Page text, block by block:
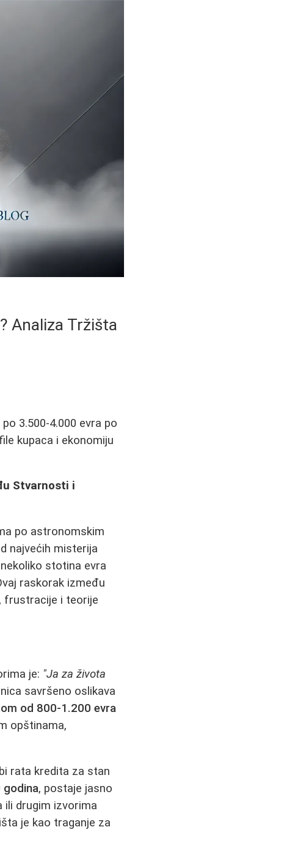
Analiza Tržišta
3.500-4.000 evra po
kupaca i ekonomiju
Stvarnosti i
po astronomskim
najvećih misterija
stotina evra
raskorak između
frustracije i teorije
je: "Ja za života
savršeno oslikava
od 800-1.200 evra
opštinama,
rata kredita za stan
godina, postaje jasno
ili drugim izvorima
je kao traganje za